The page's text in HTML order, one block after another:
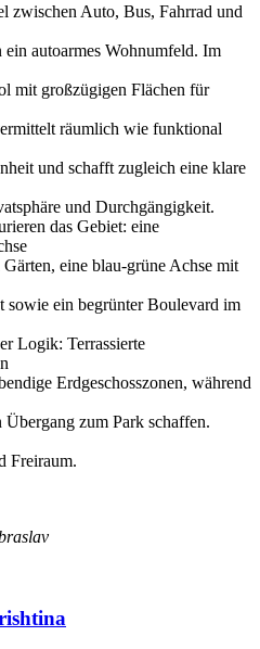
zwischen Auto, Bus, Fahrrad und
autoarmes Wohnumfeld. Im
mit großzügigen Flächen für
räumlich wie funktional
und schafft zugleich eine klare
und Durchgängigkeit.
das Gebiet: eine
eine blau-grüne Achse mit
sowie ein begrünter Boulevard im
Logik: Terrassierte
Erdgeschosszonen, während
zum Park schaffen.
Freiraum.